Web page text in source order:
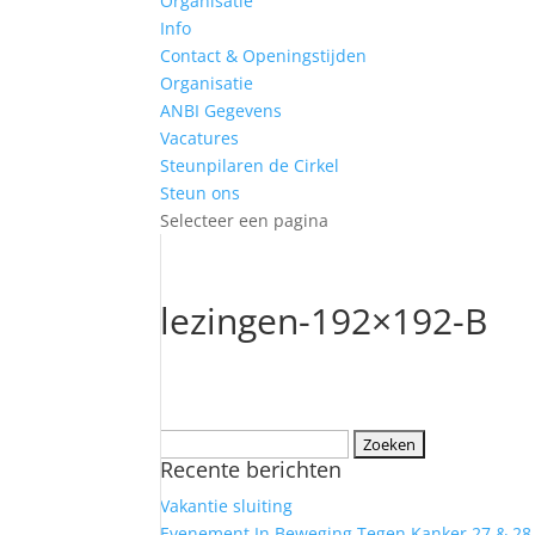
Info
Contact & Openingstijden
Organisatie
ANBI Gegevens
Vacatures
Steunpilaren de Cirkel
Steun ons
Selecteer een pagina
lezingen-192×192-B
naar:
Recente berichten
Vakantie sluiting